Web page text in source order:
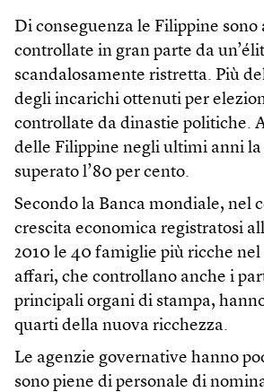
Di conseguenza le Filippine sono
controllate in gran parte da
scandalosamente ristretta. Più
degli incarichi ottenuti per
controllate da dinastie politiche.
delle Filippine negli ultimi anni la
superato l’80 per cento.
Secondo la Banca mondiale, nel
crescita economica registratosi
2010 le 40 famiglie più ricche
affari, che controllano anche i
principali organi di stampa,
quarti della nuova ricchezza.
Le agenzie governative hanno
sono piene di personale di